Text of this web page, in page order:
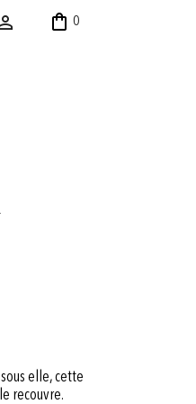
shopping_bag 0
elle, cette
recouvre.